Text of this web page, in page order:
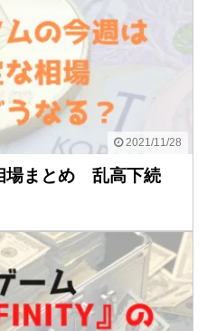
2021/11/28
場まとめ 乱高下続